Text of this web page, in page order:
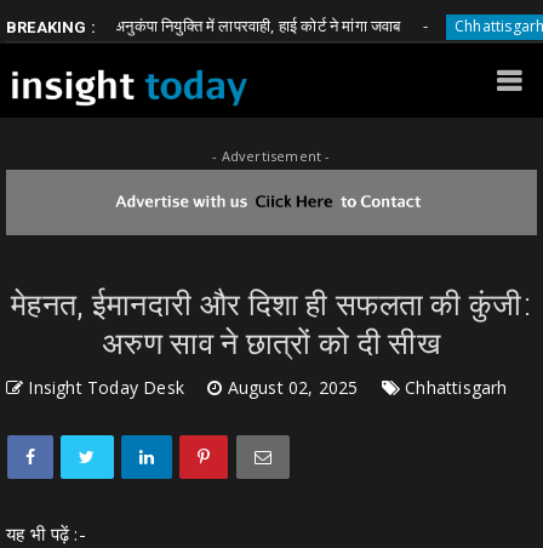
BREAKING :अनुकंपा नियुक्ति में लापरवाही, हाई कोर्ट ने मांगा जवाब Chhattisgarh
- Advertisement -
मेहनत, ईमानदारी और दिशा ही सफलता की कुंजी:
अरुण साव ने छात्रों को दी सीख
Insight Today Desk August 02, 2025 Chhattisgarh
यह भी पढ़ें :-